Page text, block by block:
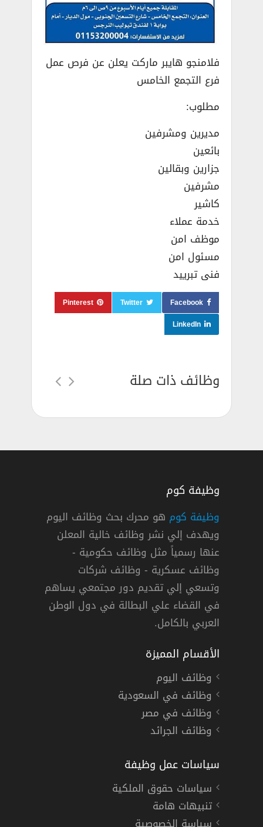
فلامنجو هايبر ماركت يعلن عن فرص عمل
فرع التجمع الخامس
مطلوب:
مديرين ومشرفين
بائعين
جزارين وبقالين
مشرفين
كاشير
خدمة عملاء
موظف امن
مسئول امن
فنى تبرييد
Facebook
Twitter
Pinterest
LinkedIn
وظائف ذات صلة
– أمين مخزن في شركة توزيع أغذية
دوام كامل
وظيفة كوم
وظيفة كوم هو محرك بحث وظائف اليوم
ويهدف إلي نشر وظائف خالية المعلن
عنها رسمياً مثل وظائف حكومية -
وظائف عسكرية - وظائف شركات
وتسعي إلي تقديم دور مجتمعي يساهم
في القضاء علي البطالة في دول الوطن
العربي بالكامل.
الأقسام المميزة
وظائف اليوم
وظائف في السعودية
وظائف في مصر
وظائف الجرائد
سياسات عمل وظيفة
سياسات حقوق الملكية
تنبيهات هامة